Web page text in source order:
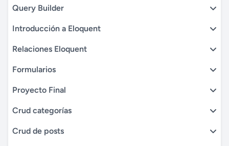
Query Builder
Introducción a Eloquent
Relaciones Eloquent
Formularios
Proyecto Final
Crud categorías
Crud de posts